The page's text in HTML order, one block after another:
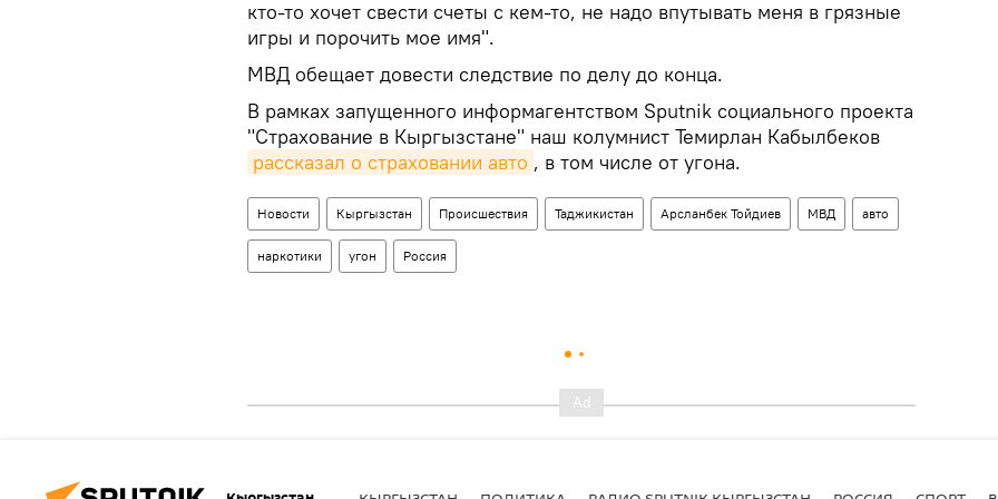
кто-то хочет свести счеты с кем-то, не надо впутывать меня в грязные
игры и порочить мое имя".
МВД обещает довести следствие по делу до конца.
В рамках запущенного информагентством Sputnik социального проекта
"Страхование в Кыргызстане" наш колумнист Темирлан Кабылбеков
рассказал о страховании авто , в том числе от угона.
Новости Кыргызстан Происшествия Таджикистан Арсланбек Тойдиев МВД авто
наркотики угон Россия